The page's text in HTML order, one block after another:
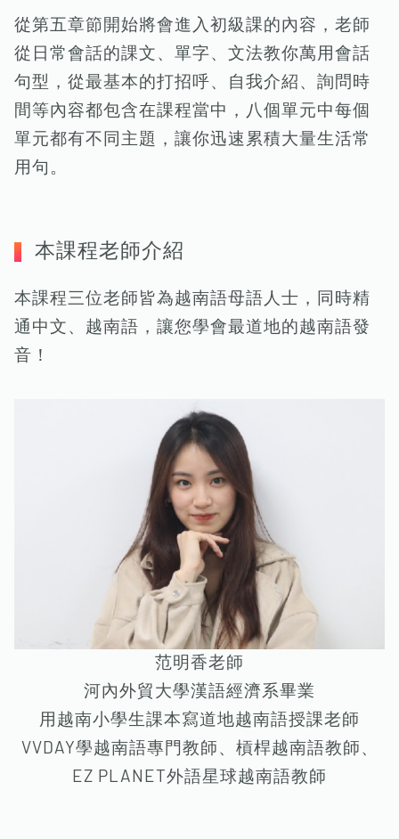
從第五章節開始將會進入初級課的內容，老師
從日常會話的課文、單字、文法教你萬用會話
句型，從最基本的打招呼、自我介紹、詢問時
間等內容都包含在課程當中，八個單元中每個
單元都有不同主題，讓你迅速累積大量生活常
用句。
本課程老師介紹
本課程三位老師皆為越南語母語人士，同時精
通中文、越南語，讓您學會最道地的越南語發
音！
范明香老師
河內外貿大學漢語經濟系畢業
用越南小學生課本寫道地越南語授課老師
VVDAY學越南語專門教師、槓桿越南語教師、
EZ PLANET外語星球越南語教師